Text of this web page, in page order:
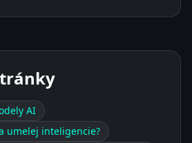
AI
umelej inteligencie?